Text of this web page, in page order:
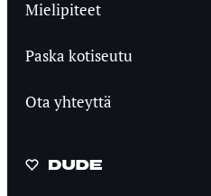
Mielipiteet
Paska kotiseutu
Ota yhteyttä